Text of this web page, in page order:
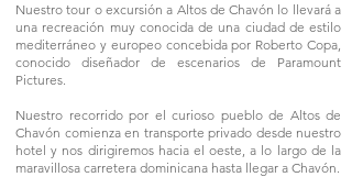
Nuestro tour o excursión a Altos de Chavón lo llevará a
una recreación muy conocida de una ciudad de estilo
mediterráneo y europeo concebida por Roberto Copa,
conocido diseñador de escenarios de Paramount
Pictures.
Nuestro recorrido por el curioso pueblo de Altos de
Chavón comienza en transporte privado desde nuestro
hotel y nos dirigiremos hacia el oeste, a lo largo de la
maravillosa carretera dominicana hasta llegar a Chavón.